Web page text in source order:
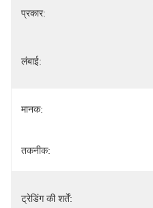
प्रकार:
लंबाई:
मानक:
तकनीक:
ट्रेडिंग की शर्तें: